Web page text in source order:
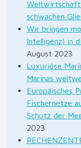
Weltwirtschaft
schwachen
Wir bringen
Intelligenz) in
August 2023
Luxuriöse
Marinas
Europäisches
Fischernetze
Schutz der
2023